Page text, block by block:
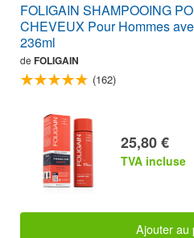
FOLIGAIN SHAMPOOING
CHEVEUX Pour Hommes
236ml
de FOLIGAIN
(162)
25,80 €
TVA incluse
Ajouter au